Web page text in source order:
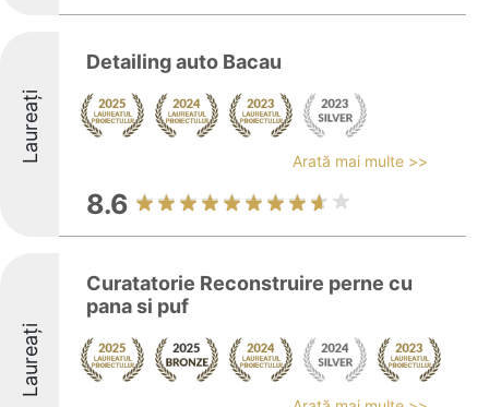
Laureați
Detailing auto Bacau
Arată mai multe >>
8.6
Laureați
Curatatorie Reconstruire perne cu
pana si puf